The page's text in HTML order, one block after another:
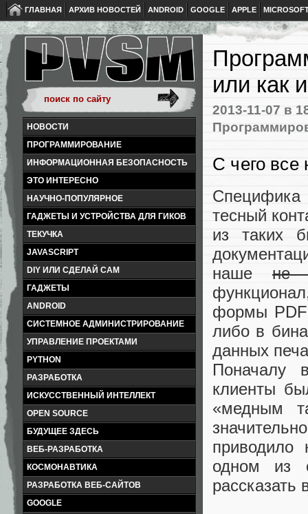
ГЛАВНАЯ АРХИВ НОВОСТЕЙ ANDROID GOOGLE APPLE
НОВОСТИ
ПРОГРАММИРОВАНИЕ
ИНФОРМАЦИОННАЯ БЕЗОПАСНОСТЬ
ЭТО ИНТЕРЕСНО
НАУЧНО-ПОПУЛЯРНОЕ
ГАДЖЕТЫ И УСТРОЙСТВА ДЛЯ ГИКОВ
ТЕКУЧКА
JAVASCRIPT
DIY ИЛИ СДЕЛАЙ САМ
ГАДЖЕТЫ
ANDROID
СИСТЕМНОЕ АДМИНИСТРИРОВАНИЕ
УПРАВЛЕНИЕ ПРОЕКТАМИ
PYTHON
РАЗРАБОТКА
ИСКУССТВЕННЫЙ ИНТЕЛЛЕКТ
OPEN SOURCE
БУДУЩЕЕ ЗДЕСЬ
ВЕБ-РАЗРАБОТКА
КОСМОНАВТИКА
РАЗРАБОТКА ВЕБ-САЙТОВ
GOOGLE
или как
2013-11-07 в
С чего все
Специфика
тесный
из таких
наше не
формы PDF
либо в
данных
Поначалу
клиенты
«медным
одном из
рассказать